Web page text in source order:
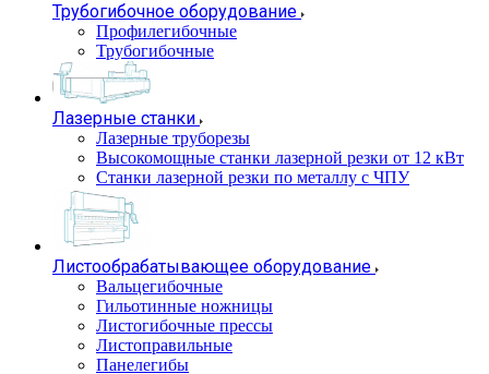
Трубогибочное оборудование
Профилегибочные
Трубогибочные
Лазерные станки
Лазерные труборезы
Высокомощные станки лазерной резки от 12 кВт
Станки лазерной резки по металлу с ЧПУ
Листообрабатывающее оборудование
Вальцегибочные
Гильотинные ножницы
Листогибочные прессы
Листоправильные
Панелегибы